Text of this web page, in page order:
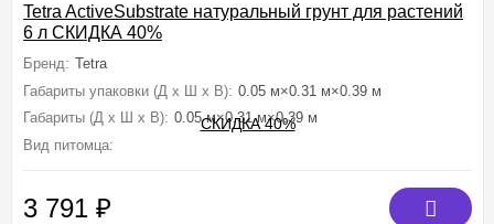
Tetra ActiveSubstrate натуральный грунт для растений
6 л СКИДКА 40%
Бренд: Tetra
Габариты упаковки (Д х Ш х В): 0.05 м×0.31 м×0.39 м
Габариты (Д х Ш х В): 0.05 м×0.31 м×0.39 м
Вид питомца:
3 791 ₽